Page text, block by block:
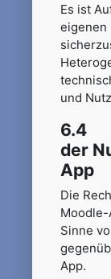
Es ist
eigenen
und
6.4
der
App
Die
Sinne
App.